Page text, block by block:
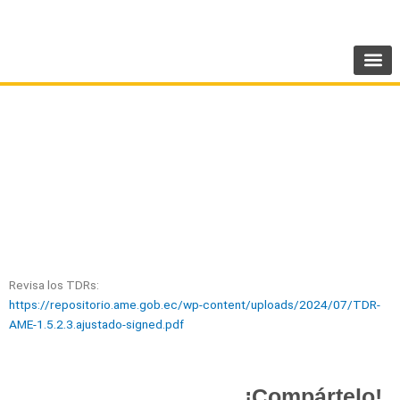
Revisa los TDRs:
https://repositorio.ame.gob.ec/wp-content/uploads/2024/07/TDR-
AME-1.5.2.3.ajustado-signed.pdf